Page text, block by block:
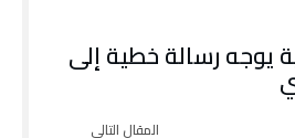
يوجه رسالة خطية إلى